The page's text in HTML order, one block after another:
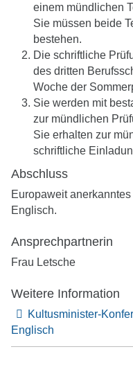
einem mündlichen
Sie müssen beide
bestehen.
Die schriftliche
des dritten
Woche der
Sie werden mit
zur mündlichen
Sie erhalten zur
schriftliche
Abschluss
Europaweit
Englisch.
Ansprechpartnerin
Frau Letsche
Weitere Information
Kultusminister-
Englisch